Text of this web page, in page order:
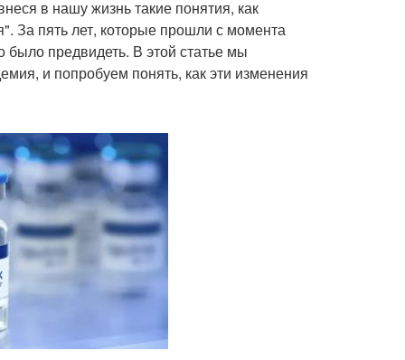
в нашу жизнь такие понятия, как
За пять лет, которые прошли с момента
предвидеть. В этой статье мы
и попробуем понять, как эти изменения